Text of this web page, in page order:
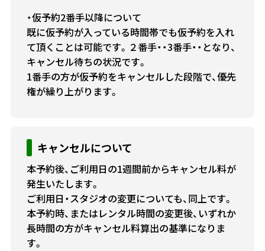
・仮予約2番手以降について
既に仮予約が入っている時間帯でも仮予約を入れ
て頂くことは可能です。２番手・・3番手・・となり、
キャンセル待ちの状況です。
1番手の方が仮予約をキャンセルした段階で、優先
権が繰り上がります。
キャンセルについて
本予約後、ご利用日の1週間前からキャンセル料が
発生いたします。
ご利用日・スタジオの変更についても、同上です。
本予約時、またはレンタル時間の変更後、いずれか
長時間の方がキャンセル料算出の基準になりま
す。